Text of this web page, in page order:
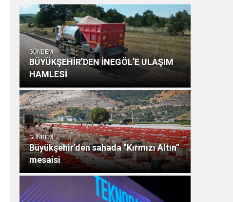
GÜNDEM
BÜYÜKŞEHİR’DEN İNEGÖL’E ULAŞIM
HAMLESİ
GÜNDEM
Büyükşehir’den sahada “Kırmızı Altın”
mesaisi